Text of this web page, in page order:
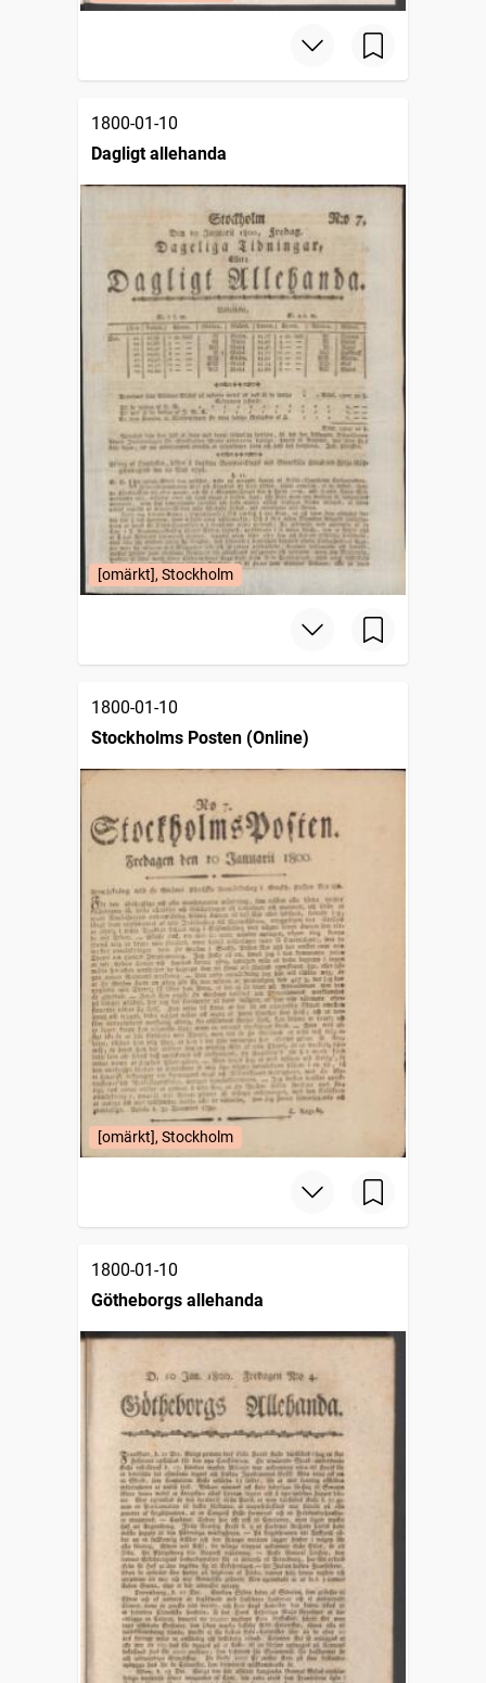
1800-01-10
Dagligt allehanda
[omärkt], Stockholm
1800-01-10
Stockholms Posten (Online)
[omärkt], Stockholm
1800-01-10
Götheborgs allehanda